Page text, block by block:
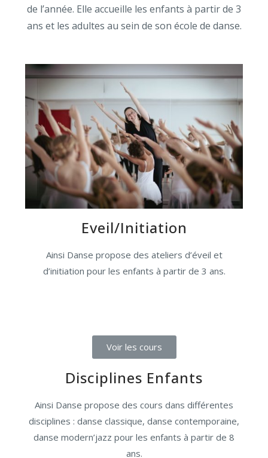
de l’année. Elle accueille les enfants à partir de 3
ans et les adultes au sein de son école de danse.
Eveil/Initiation
Ainsi Danse propose des ateliers d’éveil et
d’initiation pour les enfants à partir de 3 ans.
Voir les cours
Disciplines Enfants
Ainsi Danse propose des cours dans différentes
disciplines : danse classique, danse contemporaine,
danse modern’jazz pour les enfants à partir de 8
ans.